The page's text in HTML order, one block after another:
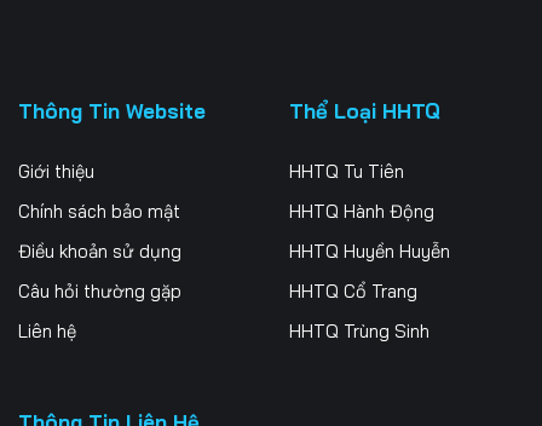
Thông Tin Website
Giới thiệu
Chính sách bảo mật
Điều khoản sử dụng
Câu hỏi thường gặp
Liên hệ
Thể Loại HHTQ
HHTQ Tu Tiên
HHTQ Hành Động
HHTQ Huyền Huyễn
HHTQ Cổ Trang
HHTQ Trùng Sinh